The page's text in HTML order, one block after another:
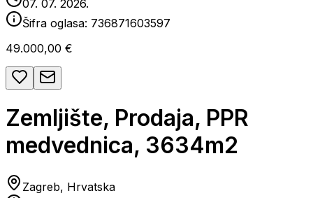
07. 07. 2026.
Šifra oglasa: 736871603597
49.000,00 €
Zemljište, Prodaja, PPR
medvednica, 3634m2
Zagreb, Hrvatska